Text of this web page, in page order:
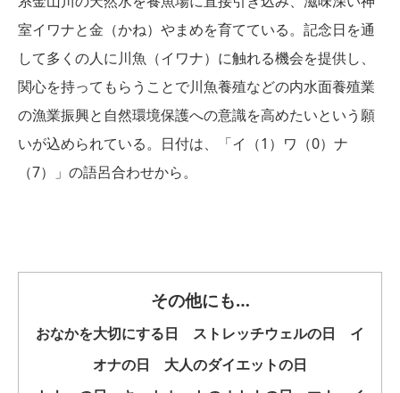
室イワナと金（かね）やまめを育てている。記念日を通
して多くの人に川魚（イワナ）に触れる機会を提供し、
関心を持ってもらうことで川魚養殖などの内水面養殖業
の漁業振興と自然環境保護への意識を高めたいという願
いが込められている。日付は、「イ（1）ワ（0）ナ
（7）」の語呂合わせから。
その他にも…
おなかを大切にする日 ストレッチウェルの日 イ
オナの日 大人のダイエットの日